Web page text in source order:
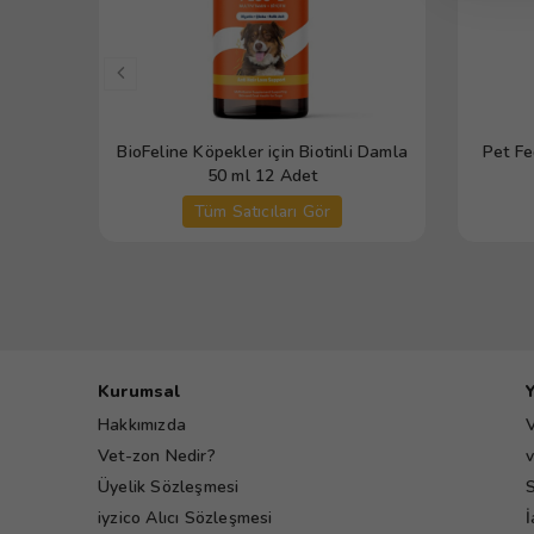
BioFeline Köpekler için Biotinli Damla
50 ml 12 Adet
Tüm Satıcıları Gör
Pet
Kurumsal
Hakkımızda
Vet-zon Nedir?
Üyelik Sözleşmesi
iyzico Alıcı Sözleşmesi